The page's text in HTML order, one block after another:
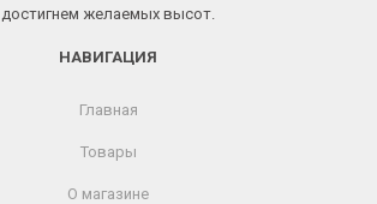
достигнем желаемых высот.
НАВИГАЦИЯ
Главная
Товары
О магазине